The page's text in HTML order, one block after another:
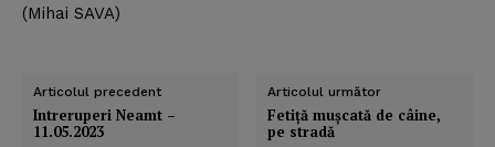
(Mihai SAVA)
Articolul precedent
Intreruperi Neamt –
11.05.2023
Articolul următor
Fetiţă muşcată de câine,
pe stradă